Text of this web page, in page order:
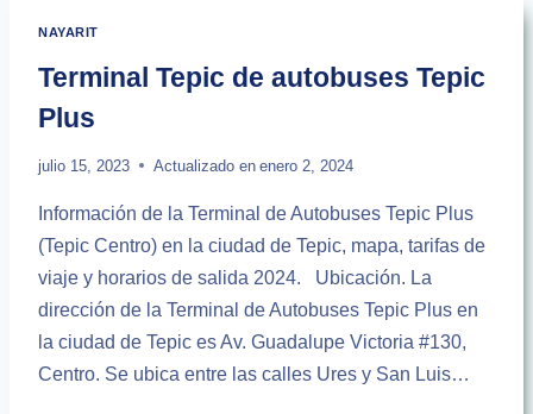
DE
NAYARIT
Terminal Tepic de autobuses Tepic
Plus
julio 15, 2023 Actualizado en enero 2, 2024
Información de la Terminal de Autobuses Tepic Plus
(Tepic Centro) en la ciudad de Tepic, mapa, tarifas de
viaje y horarios de salida 2024. Ubicación. La
dirección de la Terminal de Autobuses Tepic Plus en
la ciudad de Tepic es Av. Guadalupe Victoria #130,
Centro. Se ubica entre las calles Ures y San Luis…